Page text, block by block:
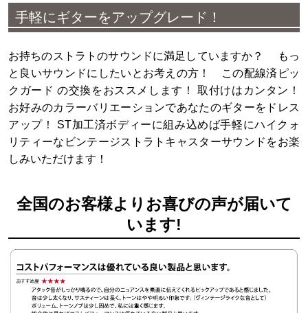
手軽にギターをアップグレード！
お持ちのストラトのサウンドに満足していますか？ もっ
と良いサウンドにしたいとお考えの方！ この配線済ピッ
クガード の交換をおススメします！ 取付けはカンタン！
お好みのカラーバリエーションであなたのギターをドレス
アップ！ ST加工済ボディーに組み込めば手軽にハイクォ
リティーなビンテージストラトキャスターサウンドをお楽
しみいただけます！
全国のお客様よりお喜びの声が届いて
います!